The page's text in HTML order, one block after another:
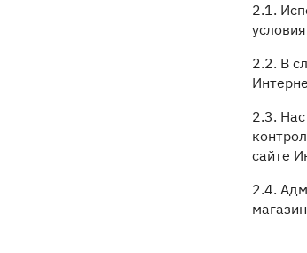
2.1.
2.2. В
2.3.
сайте
2.4.